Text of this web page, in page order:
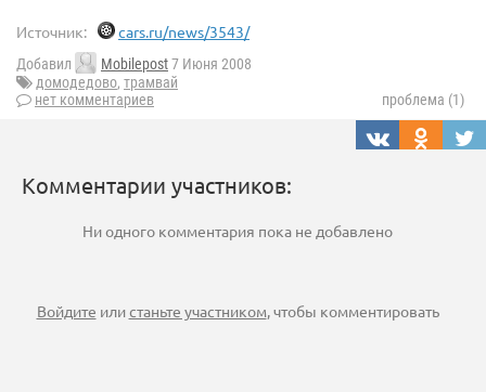
Источник: cars.ru/news/3543/
Добавил Mobilepost7 Июня 2008
домодедово, трамвай
нет комментариев
проблема (1)
Комментарии участников:
Ни одного комментария пока не добавлено
Войдите илистаньте участником, чтобы комментировать